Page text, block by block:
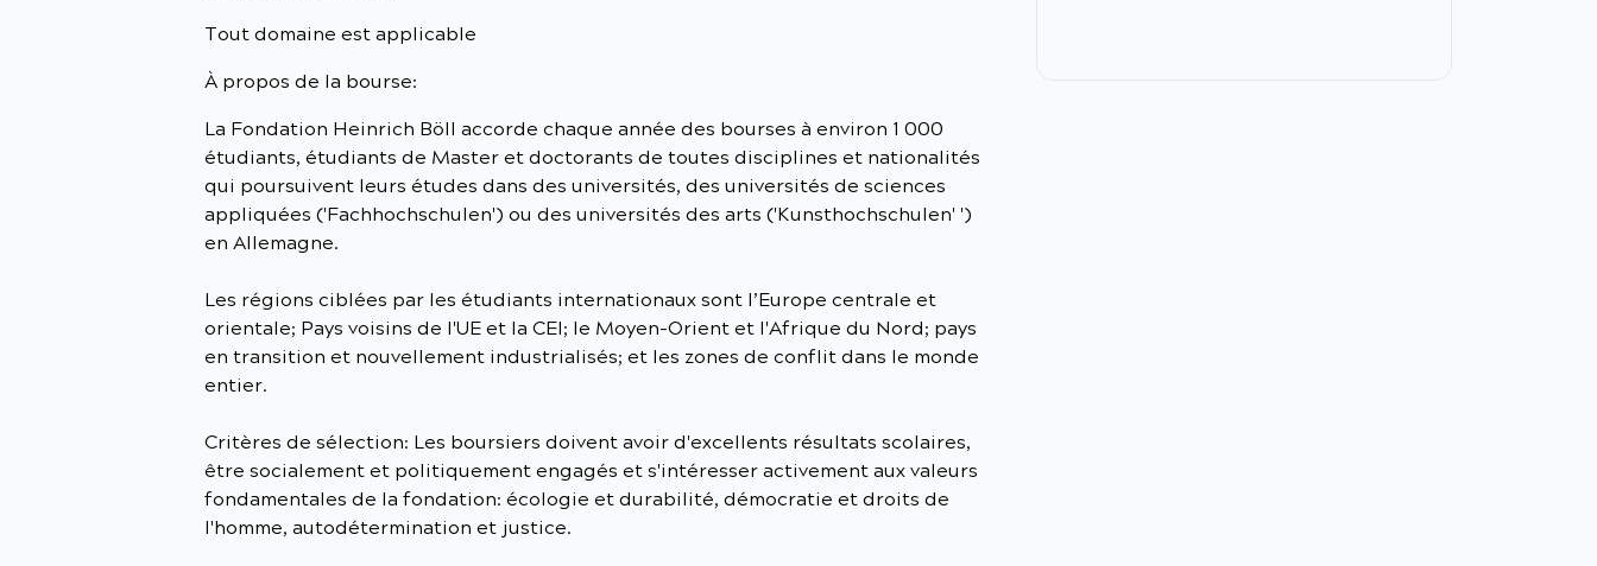
Tout domaine est applicable
À propos de la bourse:
La Fondation Heinrich Böll accorde chaque année des bourses à environ 1 000
étudiants, étudiants de Master et doctorants de toutes disciplines et nationalités
qui poursuivent leurs études dans des universités, des universités de sciences
appliquées ('Fachhochschulen') ou des universités des arts ('Kunsthochschulen' ')
en Allemagne.
Les régions ciblées par les étudiants internationaux sont l’Europe centrale et
orientale; Pays voisins de l'UE et la CEI; le Moyen-Orient et l'Afrique du Nord; pays
en transition et nouvellement industrialisés; et les zones de conflit dans le monde
entier.
Critères de sélection: Les boursiers doivent avoir d'excellents résultats scolaires,
être socialement et politiquement engagés et s'intéresser activement aux valeurs
fondamentales de la fondation: écologie et durabilité, démocratie et droits de
l'homme, autodétermination et justice.